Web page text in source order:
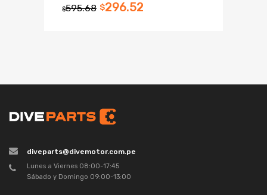
$595.68 $296.52
diveparts@divemotor.com.pe
Lunes a Viernes 08:00-17:45
Sábado y Domingo 09:00-13:00